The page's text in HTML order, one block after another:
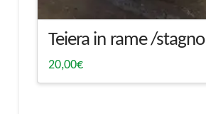
Teiera in rame /stagno
20,00€